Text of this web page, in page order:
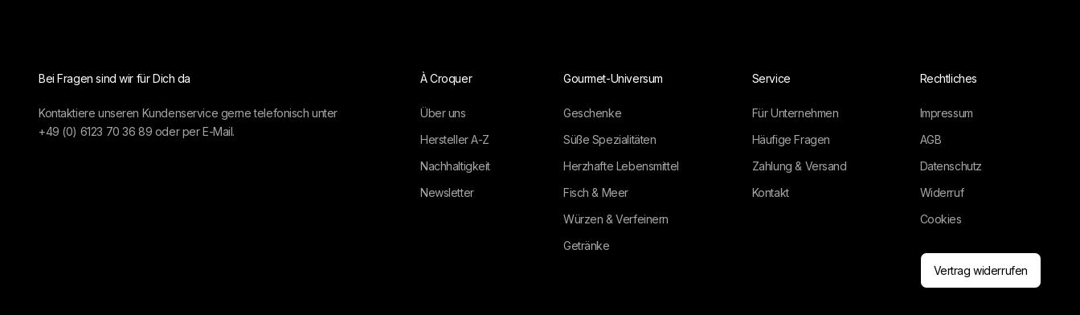
Bei Fragen sind wir für Dich da
Kontaktiere unseren Kundenservice gerne telefonisch unter
+49 (0) 6123 70 36 89 oder perE-Mail.
À Croquer
Über uns
Hersteller A-Z
Nachhaltigkeit
Newsletter
Gourmet-Universum
Geschenke
Süße Spezialitäten
Herzhafte Lebensmittel
Fisch & Meer
Würzen & Verfeinern
Getränke
Service
Für Unternehmen
Häufige Fragen
Zahlung & Versand
Kontakt
Rechtliches
Impressum
AGB
Datenschutz
Widerruf
Cookies
Vertrag widerrufen